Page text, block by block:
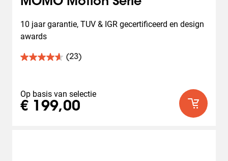
10 jaar garantie, TUV & IGR gecertificeerd en design
awards
(23)
4.7
5
sterren.
23
Op basis van selectie
€ 199,00